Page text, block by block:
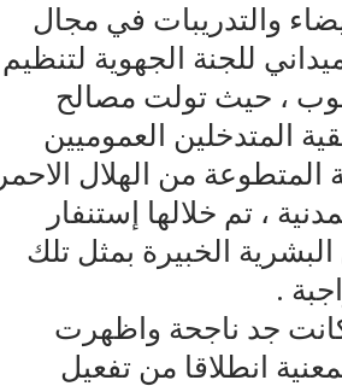
والتدريبات في مجال
للجنة الجهوية لتنظيم
، حيث تولت مصالح
المتدخلين العموميين
المتطوعة من الهلال الاحمر
، تم خلالها إستنفار
الخبيرة بمثل تلك
.
جد ناجحة واظهرت
انطلاقا من تفعيل